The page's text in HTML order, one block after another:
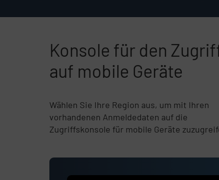
Konsole für den
auf mobile Geräte
Wählen Sie Ihre Region aus, um mit Ihren
vorhandenen Anmeldedaten auf die
Zugriffskonsole für mobile Geräte